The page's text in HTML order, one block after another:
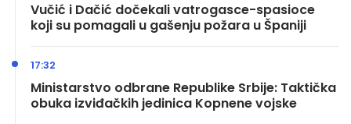
Vučić i Dačić dočekali vatrogasce-spasioce
koji su pomagali u gašenju požara u Španiji
Ministarstvo odbrane Republike Srbije: Taktička
obuka izviđačkih jedinica Kopnene vojske
17:32